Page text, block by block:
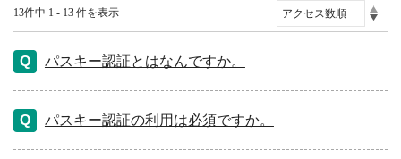
13件中 1 - 13 件を表示
パスキー認証とはなんですか。
パスキー認証の利用は必須ですか。